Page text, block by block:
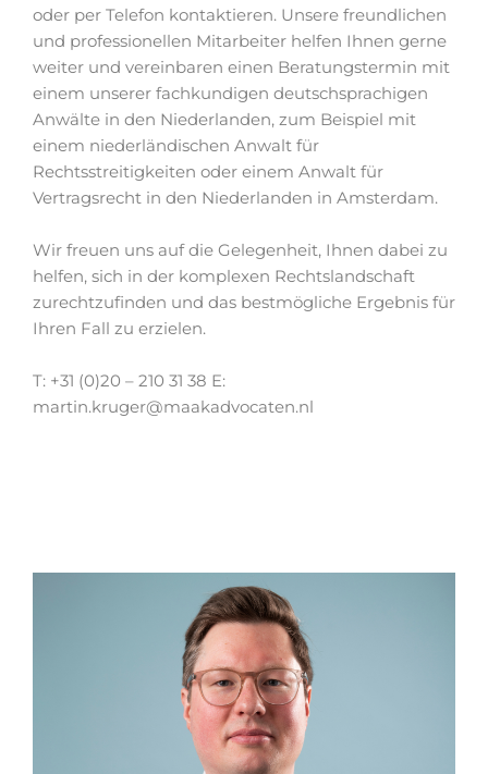
oder per Telefon kontaktieren. Unsere freundlichen
und professionellen Mitarbeiter helfen Ihnen gerne
weiter und vereinbaren einen Beratungstermin mit
einem unserer fachkundigen deutschsprachigen
Anwälte in den Niederlanden, zum Beispiel mit
einem niederländischen Anwalt für
Rechtsstreitigkeiten oder einem Anwalt für
Vertragsrecht in den Niederlanden in Amsterdam.
Wir freuen uns auf die Gelegenheit, Ihnen dabei zu
helfen, sich in der komplexen Rechtslandschaft
zurechtzufinden und das bestmögliche Ergebnis für
Ihren Fall zu erzielen.
T: +31 (0)20 – 210 31 38 E:
martin.kruger@maakadvocaten.nl